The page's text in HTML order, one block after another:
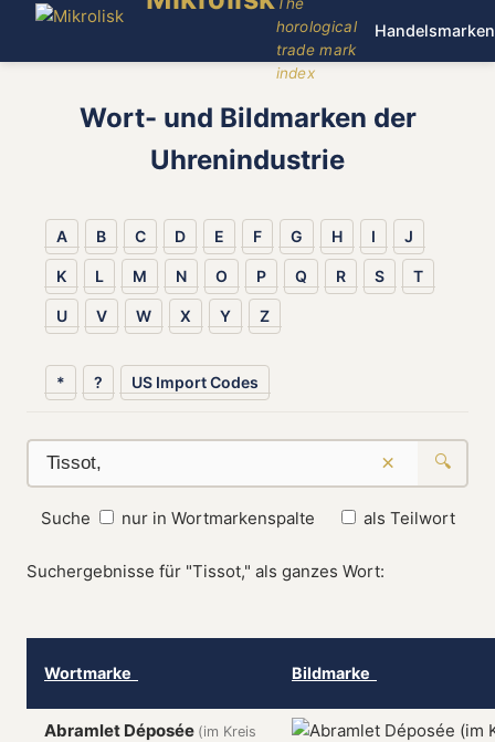
horological
trade mark
index
Handelsmarken
Wort- und Bildmarken der
Uhrenindustrie
A B C D E F G H I J
K L M N O P Q R S T
U V W X Y Z
* ? US Import Codes
× 🔍
Suche nur in Wortmarkenspalte als Teilwort
Suchergebnisse für "Tissot," als ganzes Wort:
Wortmarke Bildmarke
Abramlet Déposée (im Kreis